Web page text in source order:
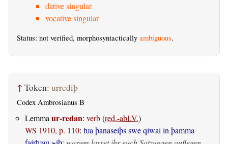
dative singular
vocative singular
Status: not verified, morphosyntactically ambiguous.
↑ Token: urrediþ
Codex Ambrosianus B
Lemma ur-redan: verb(red.-abl.V.)
WS 1910, p. 110: ƕa þanaseiþs swe qiwai in þamma